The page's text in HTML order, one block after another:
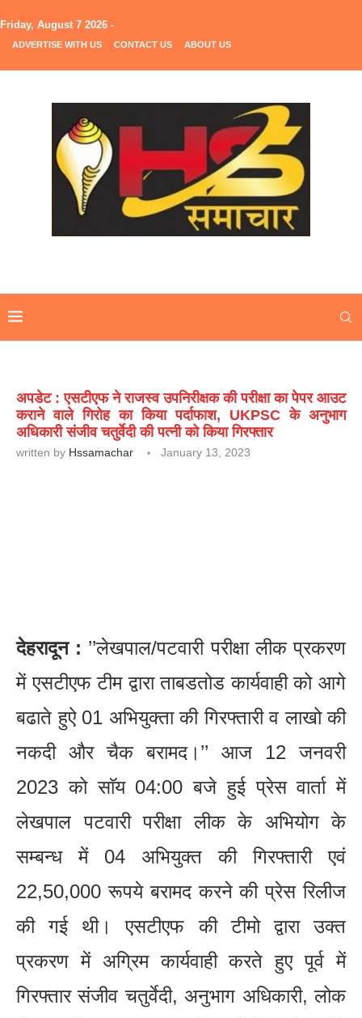
Friday, August 7 2026 -
ADVERTISE WITH US CONTACT US ABOUT US
अपडेट : एसटीएफ ने राजस्व उपनिरीक्षक की परीक्षा का पेपर आउट
कराने वाले गिरोह का किया पर्दाफाश, UKPSC के अनुभाग
अधिकारी संजीव चतुर्वेदी की पत्नी को किया गिरफ्तार
written by Hssamachar January 13, 2023
देहरादून : ’’लेखपाल/पटवारी परीक्षा लीक प्रकरण
में एसटीएफ टीम द्वारा ताबडतोड कार्यवाही को आगे
बढाते हुऐ 01 अभियुक्ता की गिरफ्तारी व लाखो की
नकदी और चैक बरामद।’’ आज 12 जनवरी
2023 को साॅय 04:00 बजे हुई प्रेस वार्ता में
लेखपाल पटवारी परीक्षा लीक के अभियोग के
सम्बन्ध में 04 अभियुक्त की गिरफ्तारी एवं
22,50,000 रूपये बरामद करने की प्रेस रिलीज
की गई थी। एसटीएफ की टीमो द्वारा उक्त
प्रकरण में अग्रिम कार्यवाही करते हुए पूर्व में
गिरफ्तार संजीव चतुर्वेदी, अनुभाग अधिकारी, लोक